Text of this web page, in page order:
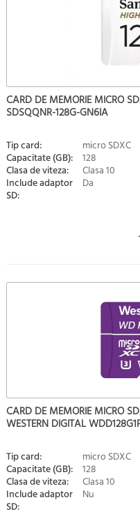
CARD DE MEMORIE MICRO
SDSQQNR-128G-GN6IA
Tip card: micro SDXC
Capacitate (GB): 128
Clasa de viteza: Clasa 10
Include adaptor
SD:
Da
CARD DE MEMORIE MICRO
WESTERN DIGITAL
Tip card: micro SDXC
Capacitate (GB): 128
Clasa de viteza: Clasa 10
Include adaptor
SD:
Nu